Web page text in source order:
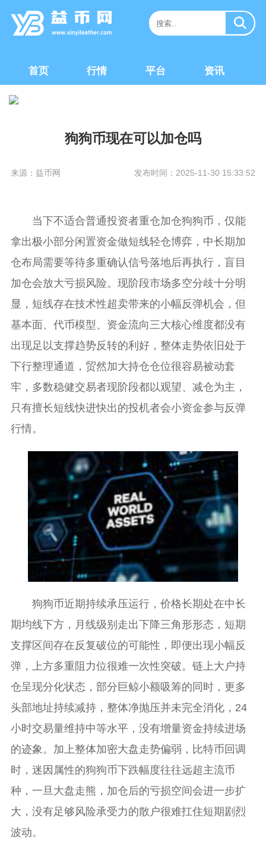
首页 行情 平台 资讯
狗狗币现在可以加仓吗
来源：益币网 发布时间：2025-11-30 15:33:52
当下不适合普通投资者重仓加仓狗狗币，仅能
拿出极小部分闲置资金做短线轻仓博弈，中长期加
仓布局需要等待多重确认信号落地后再执行，盲目
加仓会放大亏损风险。现阶段市场多空分歧十分明
显，短线存在技术性超卖带来的小幅反弹机会，但
基本面、代币模型、资金流向三大核心维度都没有
出现足以支撑趋势反转的利好，整体走势依旧处于
下行整理通道，贸然加大持仓仓位很容易被动套
牢，多数稳健交易者现阶段都以观望、减仓为主，
只有擅长短线快进快出的投机者会小资金参与反弹
行情。
狗狗币近期持续承压运行，价格长期处在中长
期均线下方，月线级别走出下降三角形形态，短期
支撑区间存在反复破位的可能性，即便出现小幅反
弹，上方多重阻力位很难一次性突破。链上大户持
仓呈现分化状态，部分巨鲸小额吸筹的同时，更多
头部地址持续减持，整体净抛压并未完全消化，24
小时交易量维持中等水平，没有增量资金持续进场
的迹象。加上整体加密大盘走势偏弱，比特币回调
时，迷因属性的狗狗币下跌幅度往往远超主流币
种，一旦大盘走熊，加仓后的亏损空间会进一步扩
大，没有足够风险承受力的散户很难扛住短期剧烈
波动。